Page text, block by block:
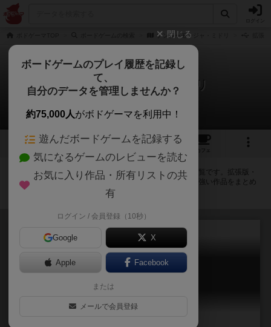
ナンジャモンジャ・ミドリ
ナンジャモンジャ・ミドリ
拡張/関連作品 6件
6 3 47
カフェ
ナンジャモンジャ・ミドリに紐付いているボードゲーム一覧です。拡張版・
続編・リメイク版などの同じシリーズを中心に、関連性の強い作品をまとめ
ています。
ナンジャモンジャ おしり
閉じる
ボードゲームのプレイ履歴を記録し
て、
自分のデータを管理しませんか？
約75,000人がボドゲーマを利用中！
遊んだボードゲームを記録する
気になるゲームのレビューを読む
お気に入り作品・所有リストの共
有
ログイン / 会員登録（10秒）
Google X
Apple Facebook
または
メールで会員登録